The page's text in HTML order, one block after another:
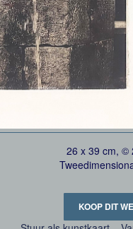
26 x 39 cm, ©
KOOP DIT